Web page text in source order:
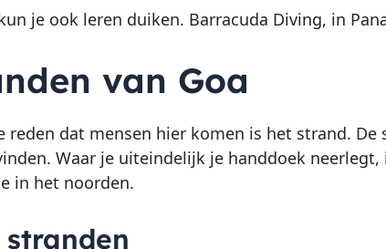
je ook leren duiken. Barracuda Diving, in
van Goa
reden dat mensen hier komen is het strand.
Waar je uiteindelijk je handdoek
in het noorden.
stranden